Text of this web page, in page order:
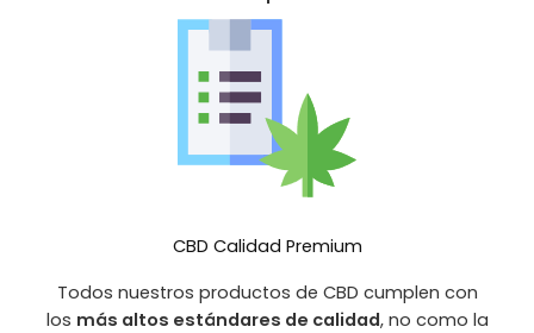
CBD Calidad Premium
Todos nuestros productos de CBD cumplen con
los más altos estándares de calidad, no como la